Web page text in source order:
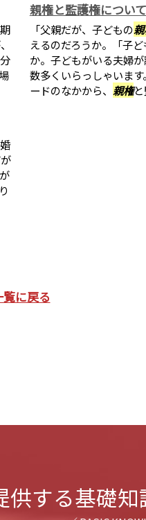
親権と監護権について
「父親だが、子どもの
えるのだろうか。「子ど
か。子どもがいる夫婦
数多くいらっしゃいま
ードのなかから、 親権
覧に戻る
供する基礎知